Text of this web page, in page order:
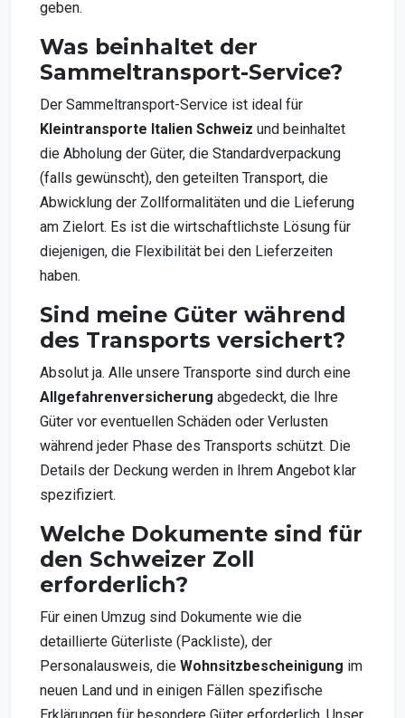
geben.
Was beinhaltet der
Sammeltransport-Service?
Der Sammeltransport-Service ist ideal für
Kleintransporte Italien Schweiz und beinhaltet
die Abholung der Güter, die Standardverpackung
(falls gewünscht), den geteilten Transport, die
Abwicklung der Zollformalitäten und die Lieferung
am Zielort. Es ist die wirtschaftlichste Lösung für
diejenigen, die Flexibilität bei den Lieferzeiten
haben.
Sind meine Güter während
des Transports versichert?
Absolut ja. Alle unsere Transporte sind durch eine
Allgefahrenversicherung abgedeckt, die Ihre
Güter vor eventuellen Schäden oder Verlusten
während jeder Phase des Transports schützt. Die
Details der Deckung werden in Ihrem Angebot klar
spezifiziert.
Welche Dokumente sind für
den Schweizer Zoll
erforderlich?
Für einen Umzug sind Dokumente wie die
detaillierte Güterliste (Packliste), der
Personalausweis, die Wohnsitzbescheinigung im
neuen Land und in einigen Fällen spezifische